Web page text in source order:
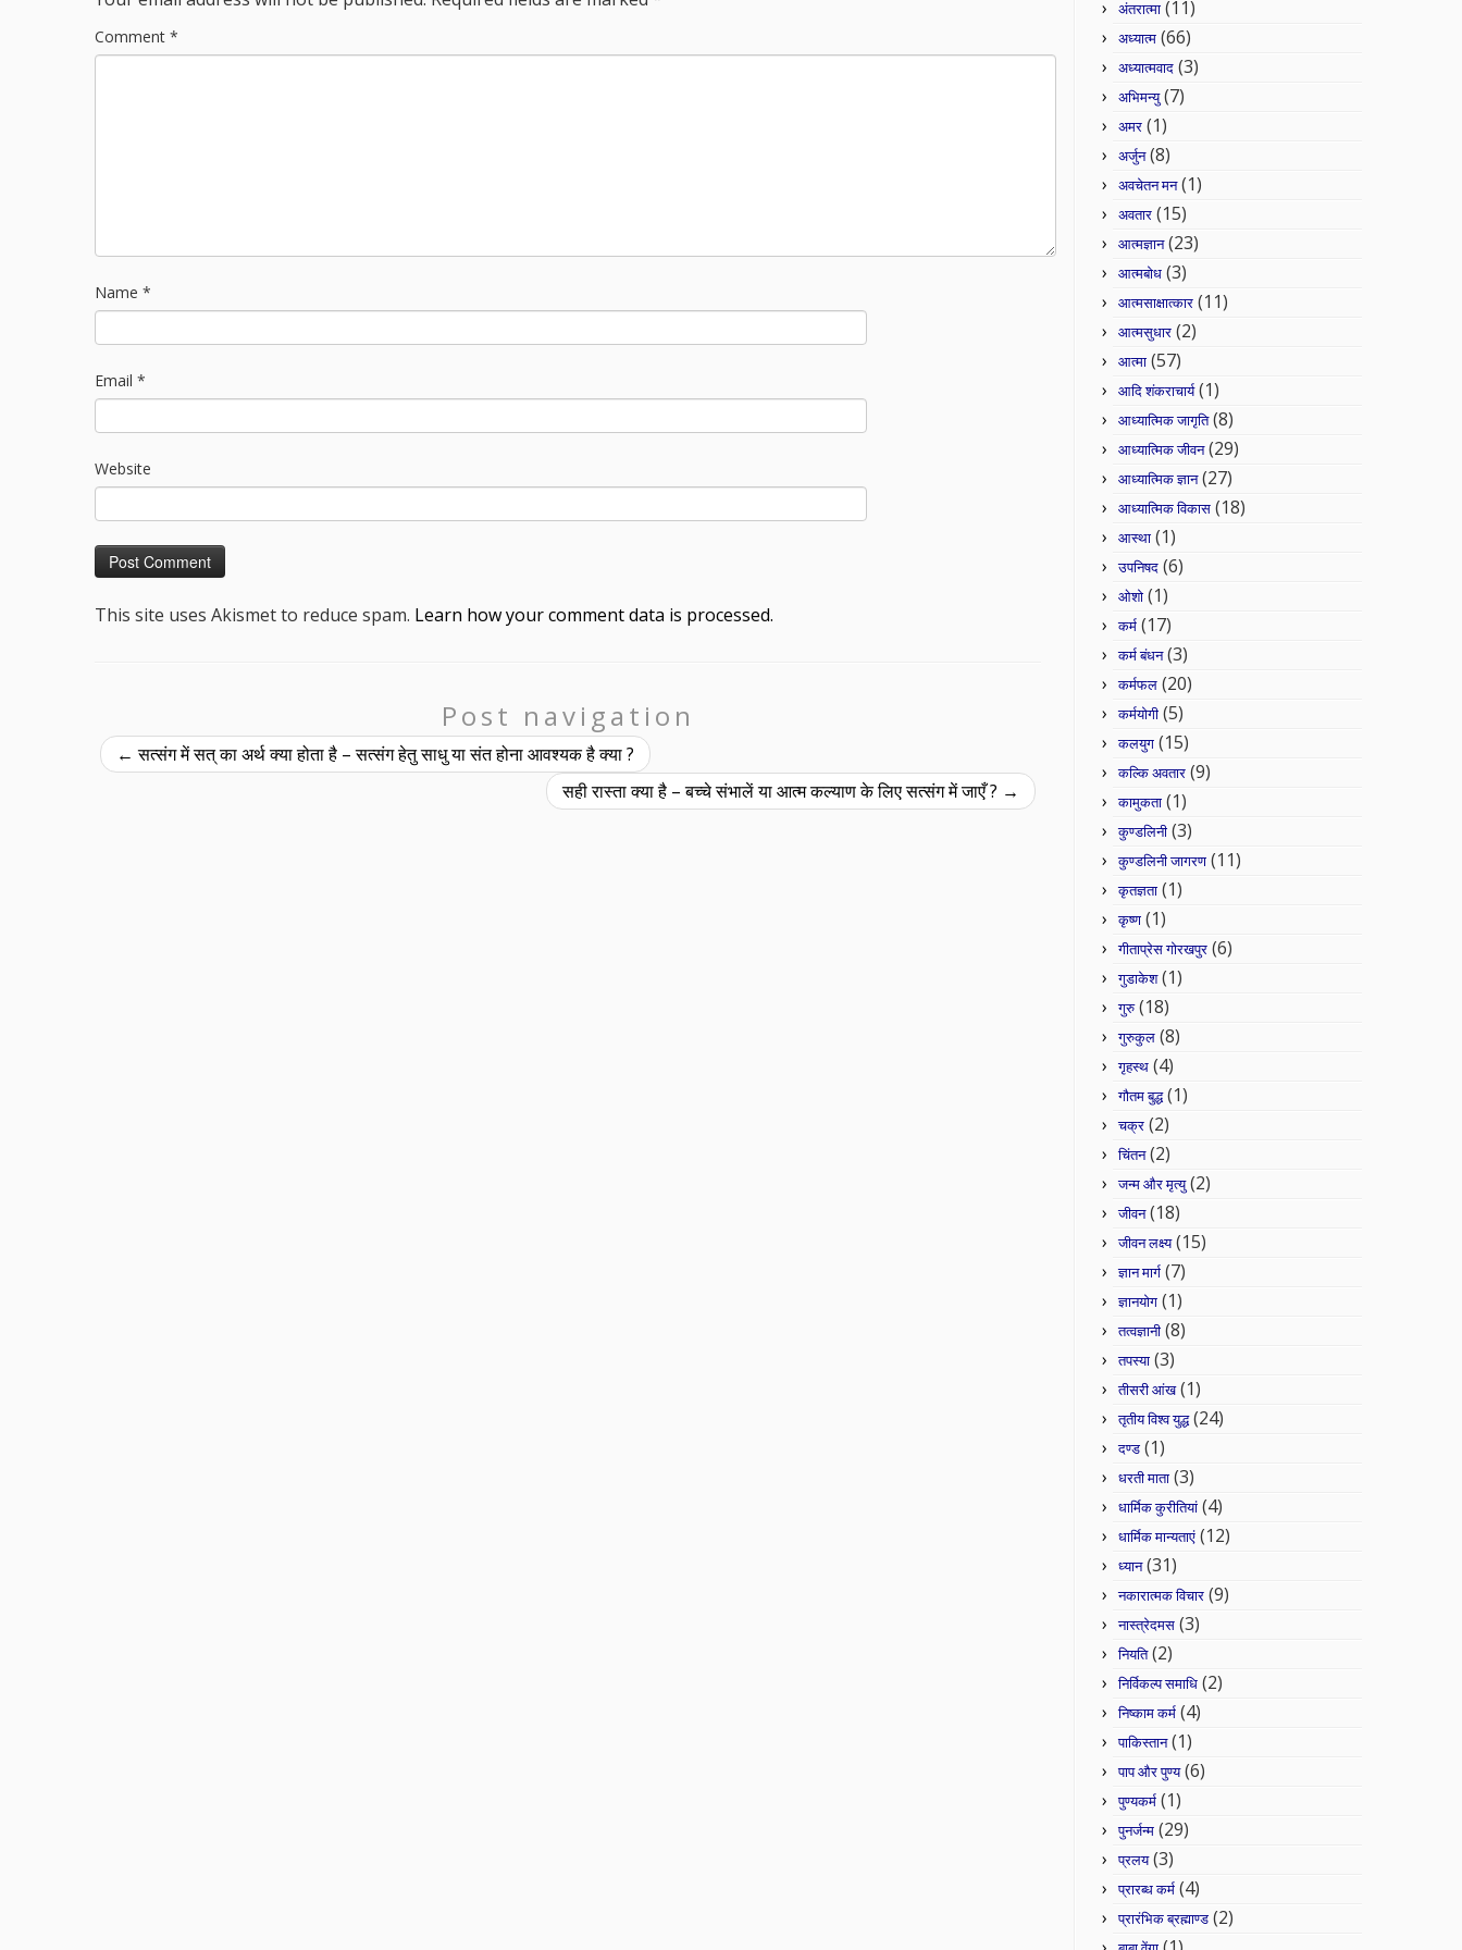
Comment *
Name *
Email *
Website
This site uses Akismet to reduce spam. Learn how your comment data is processed.
Post navigation
← सत्संग में सत् का अर्थ क्या होता है – सत्संग हेतु साधु या संत होना आवश्यक है क्या ?
सही रास्ता क्या है – बच्चे संभालें या आत्म कल्याण के लिए सत्संग में जाएँ ? →
अंतरात्मा (11)
अध्यात्म (66)
अध्यात्मवाद (3)
अभिमन्यु(7)
अमर (1)
अर्जुन(8)
अवचेतन मन(1)
अवतार (15)
आत्मज्ञान(23)
आत्मबोध (3)
आत्मसाक्षात्कार (11)
आत्मसुधार (2)
आत्मा (57)
आदि शंकराचार्य(1)
आध्यात्मिक जागृति(8)
आध्यात्मिक जीवन(29)
आध्यात्मिक ज्ञान(27)
आध्यात्मिक विकास (18)
आस्था (1)
उपनिषद (6)
ओशो (1)
कर्म (17)
कर्म बंधन(3)
कर्मफल (20)
कर्मयोगी (5)
कलयुग (15)
कल्कि अवतार (9)
कामुकता (1)
कुण्डलिनी (3)
कुण्डलिनी जागरण (11)
कृतज्ञता (1)
कृष्ण (1)
गीताप्रेस गोरखपुर (6)
गुडाकेश(1)
गुरु(18)
गुरुकुल (8)
गृहस्थ (4)
गौतम बुद्ध(1)
चक्र (2)
चिंतन(2)
जन्म और मृत्यु(2)
जीवन(18)
जीवन लक्ष्य(15)
ज्ञान मार्ग (7)
ज्ञानयोग (1)
तत्वज्ञानी (8)
तपस्या (3)
तीसरी आंख(1)
तृतीय विश्व युद्ध(24)
दण्ड (1)
धरती माता (3)
धार्मिक कुरीतियां (4)
धार्मिक मान्यताएं (12)
ध्यान(31)
नकारात्मक विचार (9)
नास्त्रेदमस (3)
नियति(2)
निर्विकल्प समाधि (2)
निष्काम कर्म (4)
पाकिस्तान(1)
पाप और पुण्य(6)
पुण्यकर्म (1)
पुनर्जन्म (29)
प्रलय(3)
प्रारब्ध कर्म (4)
प्रारंभिक ब्रह्माण्ड (2)